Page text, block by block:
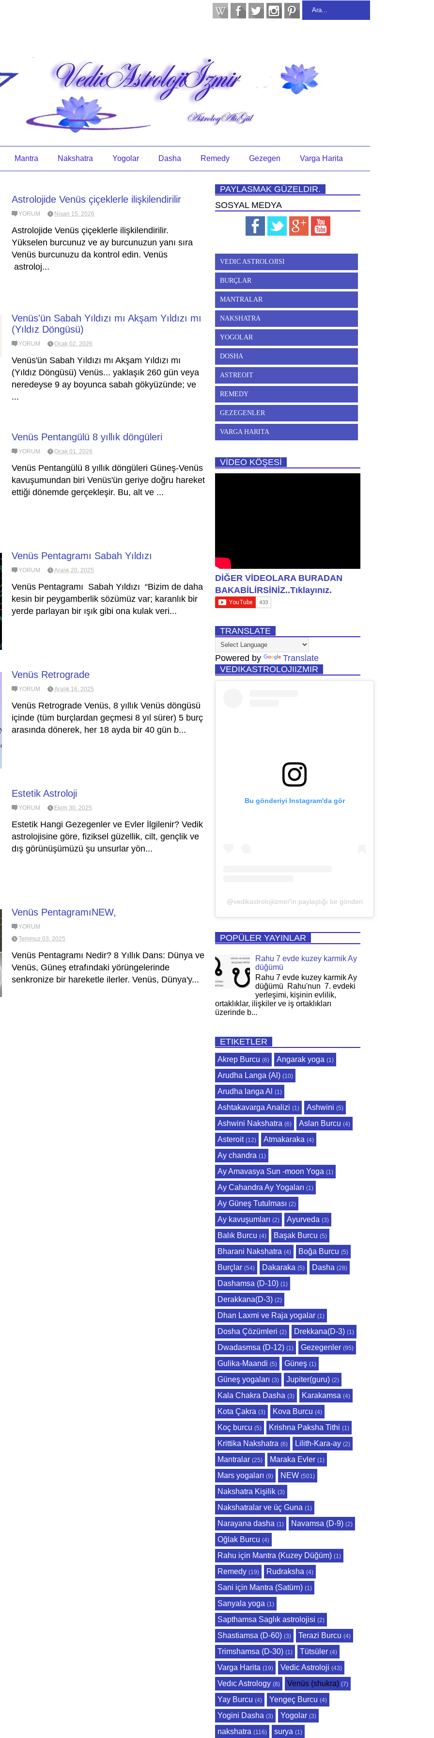
Mantra Nakshatra Yogolar Dasha Remedy Gezegen Varga Harita
Astrolojide Venüs çiçeklerle ilişkilendirilir
YORUM Nisan 15, 2026
Astrolojide Venüs çiçeklerle ilişkilendirilir.
Yükselen burcunuz ve ay burcunuzun yanı sıra
Venüs burcunuzu da kontrol edin. Venüs
astroloj...
Venüs'ün Sabah Yıldızı mı Akşam Yıldızı mı
(Yıldız Döngüsü)
YORUM Ocak 02, 2026
Venüs'ün Sabah Yıldızı mı Akşam Yıldızı mı
(Yıldız Döngüsü) Venüs... yaklaşık 260 gün veya
neredeyse 9 ay boyunca sabah gökyüzünde; ve
...
Venüs Pentangülü 8 yıllık döngüleri
YORUM Ocak 01, 2026
Venüs Pentangülü 8 yıllık döngüleri Güneş-Venüs
kavuşumundan biri Venüs'ün geriye doğru hareket
ettiği dönemde gerçekleşir. Bu, alt ve ...
Venüs Pentagramı Sabah Yıldızı
YORUM Aralık 20, 2025
Venüs Pentagramı Sabah Yıldızı “Bizim de daha
kesin bir peygamberlik sözümüz var; karanlık bir
yerde parlayan bir ışık gibi ona kulak veri...
Venüs Retrograde
YORUM Aralık 16, 2025
Venüs Retrograde Venüs, 8 yıllık Venüs döngüsü
içinde (tüm burçlardan geçmesi 8 yıl sürer) 5 burç
arasında dönerek, her 18 ayda bir 40 gün b...
Estetik Astroloji
YORUM Ekim 30, 2025
Estetik Hangi Gezegenler ve Evler İlgilenir? Vedik
astrolojisine göre, fiziksel güzellik, cilt, gençlik ve
dış görünüşümüzü şu unsurlar yön...
Venüs PentagramıNEW,
YORUM
Temmuz 03, 2025
Venüs Pentagramı Nedir? 8 Yıllık Dans: Dünya ve
Venüs, Güneş etrafındaki yörüngelerinde
senkronize bir hareketle ilerler. Venüs, Dünya'y...
PAYLASMAK GÜZELDIR.
SOSYAL MEDYA
VEDIC ASTROLOJISI
BURÇLAR
MANTRALAR
NAKSHATRA
YOGOLAR
DOSHA
ASTREOIT
REMEDY
GEZEGENLER
VARGA HARITA
VİDEO KÖŞESİ
DİĞER VİDEOLARA BURADAN
BAKABİLİRSİNİZ..Tıklayınız.
TRANSLATE
Powered by
Translate
VEDIKASTROLOJIIZMIR
Bu gönderiyi Instagram'da gör
@vedikastrolojiizmir/'in paylaştığı bir gönderi
POPÜLER YAYINLAR
Rahu 7 evde kuzey karmik Ay
düğümü
Rahu 7 evde kuzey karmik Ay
düğümü Rahu'nun 7. evdeki
yerleşimi, kişinin evlilik,
ortaklıklar, ilişkiler ve iş ortaklıkları
üzerinde b...
ETIKETLER
Akrep Burcu (6) Angarak yoga (1)
Arudha Langa (Al) (10)
Arudha langa Al (1)
Ashtakavarga Analizi (1) Ashwini (5)
Ashwini Nakshatra (6) Aslan Burcu (4)
Asteroit (12) Atmakaraka (4)
Ay chandra (1)
Ay Amavasya Sun -moon Yoga (1)
Ay Cahandra Ay Yogaları (1)
Ay Güneş Tutulması (2)
Ay kavuşumları (2) Ayurveda (3)
Balık Burcu (4) Başak Burcu (5)
Bharani Nakshatra (4) Boğa Burcu (5)
Burçlar (54) Dakaraka (5) Dasha (28)
Dashamsa (D-10) (1)
Derakkana(D-3) (2)
Dhan Laxmi ve Raja yogalar (1)
Dosha Çözümleri (2) Drekkana(D-3) (1)
Dwadasmsa (D-12) (1) Gezegenler (95)
Gulika-Maandi (5) Güneş (1)
Güneş yogaları (3) Jupiter(guru) (2)
Kala Chakra Dasha (3) Karakamsa (4)
Kota Çakra (3) Kova Burcu (4)
Koç burcu (5) Krishna Paksha Tithi (1)
Krittika Nakshatra (6) Lilith-Kara-ay (2)
Mantralar (25) Maraka Evler (1)
Mars yogaları (9) NEW (501)
Nakshatra Kişilik (3)
Nakshatralar ve üç Guna (1)
Narayana dasha (1) Navamsa (D-9) (2)
Oğlak Burcu (4)
Rahu için Mantra (Kuzey Düğüm) (1)
Remedy (19) Rudraksha (4)
Sani için Mantra (Satürn) (1)
Sanyala yoga (1)
Sapthamsa Saglık astrolojisi (2)
Shastiamsa (D-60) (3) Terazi Burcu (4)
Trimshamsa (D-30) (1) Tütsüler (4)
Varga Harita (19) Vedic Astroloji (43)
Vedıc Astrology (8) Venüs (shukra) (7)
Yay Burcu (4) Yengeç Burcu (4)
Yogini Dasha (3) Yogolar (3)
nakshatra (116) surya (1)